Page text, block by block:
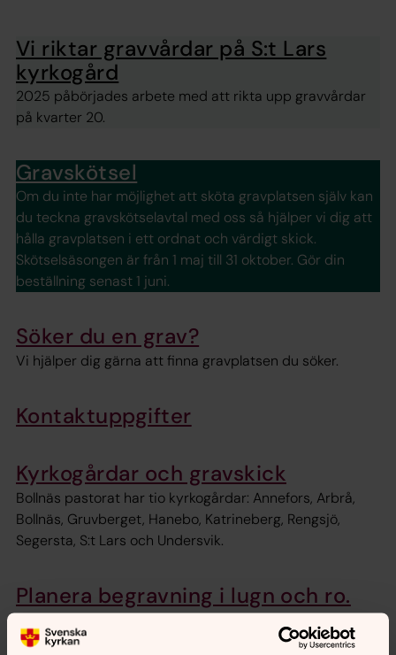
Vi riktar gravvårdar på S:t Lars
kyrkogård
2025 påbörjades arbete med att rikta upp gravvårdar
på kvarter 20.
Gravskötsel
Om du inte har möjlighet att sköta gravplatsen själv kan
du teckna gravskötselavtal med oss så hjälper vi dig att
hålla gravplatsen i ett ordnat och värdigt skick.
Skötselsäsongen är från 1 maj till 31 oktober. Gör din
beställning senast 1 juni.
Söker du en grav?
Vi hjälper dig gärna att finna gravplatsen du söker.
Kontaktuppgifter
Kyrkogårdar och gravskick
Bollnäs pastorat har tio kyrkogårdar: Annefors, Arbrå,
Bollnäs, Gruvberget, Hanebo, Katrineberg, Rengsjö,
Segersta, S:t Lars och Undersvik.
Planera begravning i lugn och ro.
Här kan du läsa om kremering, begravningslagen,
begravningsavgiften, begravningsombud, medling och